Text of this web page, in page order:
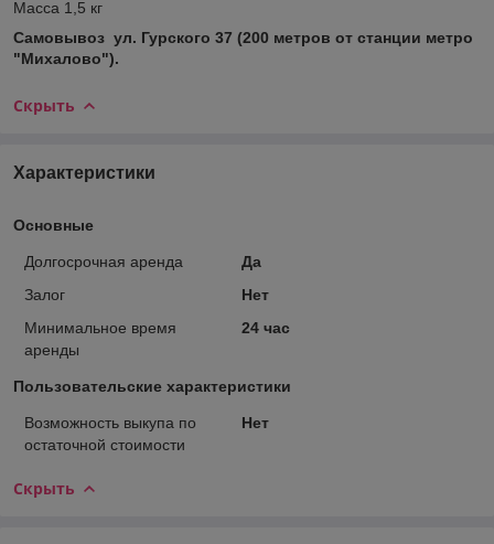
Масса 1,5 кг
Самовывоз ул. Гурского 37 (200 метров от станции метро
"Михалово").
Скрыть
Характеристики
Основные
Долгосрочная аренда
Да
Залог
Нет
Минимальное время
аренды
24 час
Пользовательские характеристики
Возможность выкупа по
остаточной стоимости
Нет
Скрыть